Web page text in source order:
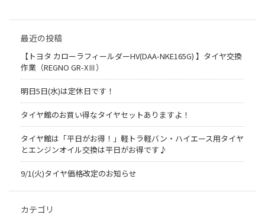
最近の投稿
【トヨタ カローラフィールダーHV(DAA-NKE165G) 】タイヤ交換
作業（REGNO GR-XⅢ）
明日5日(水)は定休日です！
タイヤ館のお買い得なタイヤセットありますよ！
タイヤ館は「平日がお得！」軽トラ軽バン・ハイエース用タイヤ
とエンジンオイル交換は平日がお得です♪
9/1(火)タイヤ価格改定のお知らせ
カテゴリ